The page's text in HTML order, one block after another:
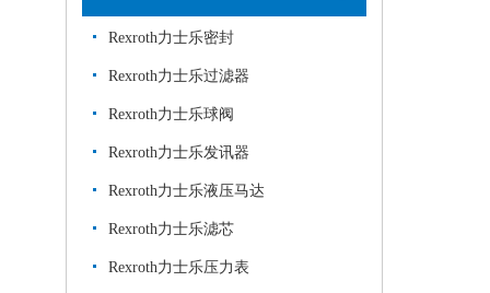
Rexroth力士乐密封
Rexroth力士乐过滤器
Rexroth力士乐球阀
Rexroth力士乐发讯器
Rexroth力士乐液压马达
Rexroth力士乐滤芯
Rexroth力士乐压力表